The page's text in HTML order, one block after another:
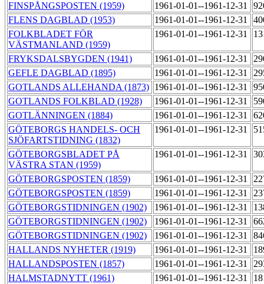
FINSPÅNGSPOSTEN (1959)
1961-01-01--1961-12-31
FLENS DAGBLAD (1953)
1961-01-01--1961-12-31
FOLKBLADET FÖR
VÄSTMANLAND (1959)
1961-01-01--1961-12-31
FRYKSDALSBYGDEN (1941) 1961-01-01--1961-12-31
GEFLE DAGBLAD (1895)
1961-01-01--1961-12-31
GOTLANDS ALLEHANDA (1873) 1961-01-01--1961-12-31
GOTLANDS FOLKBLAD (1928)
1961-01-01--1961-12-31
GOTLÄNNINGEN (1884)
1961-01-01--1961-12-31
GÖTEBORGS HANDELS- OCH
SJÖFARTSTIDNING (1832)
1961-01-01--1961-12-31
GÖTEBORGSBLADET PÅ
VÄSTRA STAN (1959)
1961-01-01--1961-12-31
GÖTEBORGSPOSTEN (1859) 1961-01-01--1961-12-31
GÖTEBORGSPOSTEN (1859)
1961-01-01--1961-12-31
GÖTEBORGSTIDNINGEN (1902)
1961-01-01--1961-12-31
GÖTEBORGSTIDNINGEN (1902)
1961-01-01--1961-12-31
GÖTEBORGSTIDNINGEN (1902)
1961-01-01--1961-12-31
HALLANDS NYHETER (1919)
1961-01-01--1961-12-31
HALLANDSPOSTEN (1857)
1961-01-01--1961-12-31
HALMSTADNYTT (1961)
1961-01-01--1961-12-31